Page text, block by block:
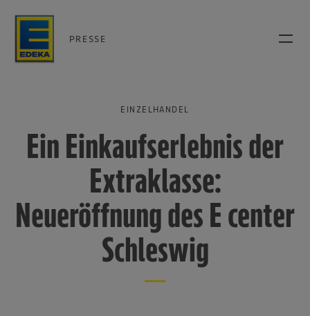
PRESSE
EINZELHANDEL
Ein Einkaufserlebnis der
Extraklasse:
Neueröffnung des E center
Schleswig